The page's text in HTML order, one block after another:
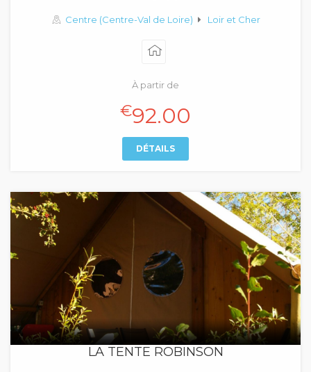
Centre (Centre-Val de Loire) Loir et Cher
À partir de
€92.00
DÉTAILS
LA TENTE ROBINSON